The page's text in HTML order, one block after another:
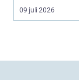
09 juli 2026